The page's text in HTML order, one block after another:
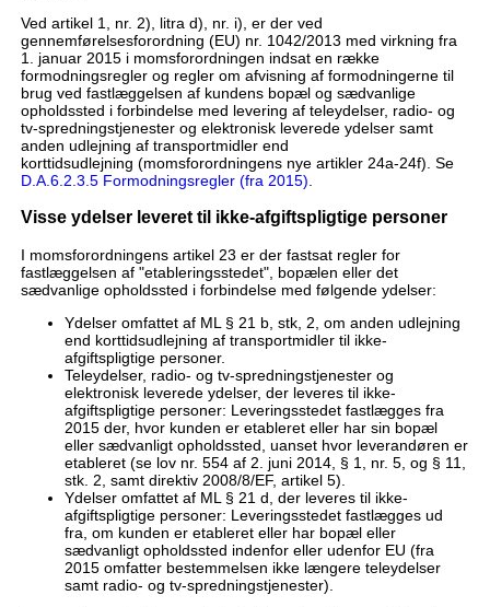
Ved artikel 1, nr. 2), litra d), nr. i), er der ved
gennemførelsesforordning (EU) nr. 1042/2013 med virkning fra
1. januar 2015 i momsforordningen indsat en række
formodningsregler og regler om afvisning af formodningerne til
brug ved fastlæggelsen af kundens bopæl og sædvanlige
opholdssted i forbindelse med levering af teleydelser, radio- og
tv-spredningstjenester og elektronisk leverede ydelser samt
anden udlejning af transportmidler end
korttidsudlejning (momsforordningens nye artikler 24a-24f). Se
D.A.6.2.3.5 Formodningsregler (fra 2015)
Visse ydelser leveret til ikke-afgiftspligtige personer
I momsforordningens artikel 23 er der fastsat regler for
fastlæggelsen af "etableringsstedet", bopælen eller det
sædvanlige opholdssted i forbindelse med følgende ydelser:
Ydelser omfattet af ML § 21 b, stk, 2, om anden udlejning
end korttidsudlejning af transportmidler til ikke-
afgiftspligtige personer.
Teleydelser, radio- og tv-spredningstjenester og
elektronisk leverede ydelser, der leveres til ikke-
afgiftspligtige personer: Leveringsstedet fastlægges fra
2015 der, hvor kunden er etableret eller har sin bopæl
eller sædvanligt opholdssted, uanset hvor leverandøren er
etableret (se lov nr. 554 af 2. juni 2014, § 1, nr. 5, og § 11,
stk. 2, samt direktiv 2008/8/EF, artikel 5).
Ydelser omfattet af ML § 21 d, der leveres til ikke-
afgiftspligtige personer: Leveringsstedet fastlægges ud
fra, om kunden er etableret eller har bopæl eller
sædvanligt opholdssted indenfor eller udenfor EU (fra
2015 omfatter bestemmelsen ikke længere teleydelser
samt radio- og tv-spredningstjenester).